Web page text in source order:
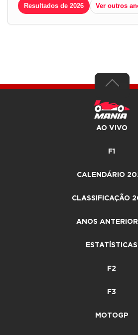
Resultados de 2026 Ver outros
AO VIVO
F1
CALENDÁRIO
CLASSIFICAÇÃO
ANOS
ESTATÍSTICAS
F2
F3
MOTOGP